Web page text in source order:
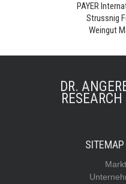
PAYER
Strussnig
Weingut
DR.